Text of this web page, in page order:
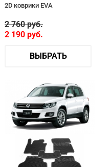
2D коврики EVA
2 760руб.
2 190 руб.
ВЫБРАТЬ